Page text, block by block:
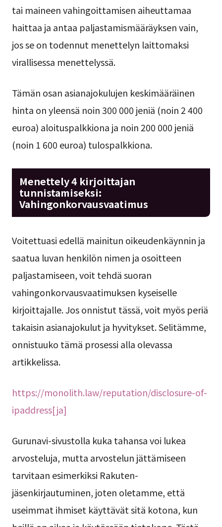
tai maineen vahingoittamisen aiheuttamaa
haittaa ja antaa paljastamismääräyksen vain,
jos se on todennut menettelyn laittomaksi
virallisessa menettelyssä.
Tämän osan asianajokulujen keskimääräinen
hinta on yleensä noin 300 000 jeniä (noin 2 400
euroa) aloituspalkkiona ja noin 200 000 jeniä
(noin 1 600 euroa) tulospalkkiona.
Menettely 4 kirjoittajan
tunnistamiseksi:
Vahingonkorvausvaatimus
Voitettuasi edellä mainitun oikeudenkäynnin ja
saatua luvan henkilön nimen ja osoitteen
paljastamiseen, voit tehdä suoran
vahingonkorvausvaatimuksen kyseiselle
kirjoittajalle. Jos onnistut tässä, voit myös periä
takaisin asianajokulut ja hyvitykset. Selitämme,
onnistuuko tämä prosessi alla olevassa
artikkelissa.
https://monolith.law/reputation/disclosure-of-
ipaddress[ja]
Gurunavi-sivustolla kuka tahansa voi lukea
arvosteluja, mutta arvostelun jättämiseen
tarvitaan esimerkiksi Rakuten-
jäsenkirjautuminen, joten oletamme, että
useimmat ihmiset käyttävät sitä kotona, kun